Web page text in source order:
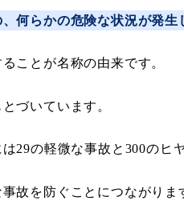
何らかの危険な状況が発
ことが名称の由来です。
づいています。
29の軽微な事故と300のヒ
故を防ぐことにつながりま